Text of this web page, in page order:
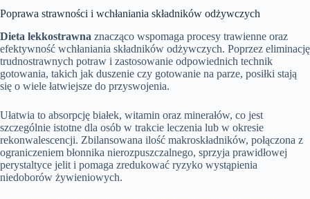
Poprawa strawności i wchłaniania składników odżywczych
Dieta lekkostrawna znacząco wspomaga procesy trawienne oraz
efektywność wchłaniania składników odżywczych. Poprzez eliminację
trudnostrawnych potraw i zastosowanie odpowiednich technik
gotowania, takich jak duszenie czy gotowanie na parze, posiłki stają
się o wiele łatwiejsze do przyswojenia.
Ułatwia to absorpcję białek, witamin oraz minerałów, co jest
szczególnie istotne dla osób w trakcie leczenia lub w okresie
rekonwalescencji. Zbilansowana ilość makroskładników, połączona z
ograniczeniem błonnika nierozpuszczalnego, sprzyja prawidłowej
perystaltyce jelit i pomaga zredukować ryzyko wystąpienia
niedoborów żywieniowych.